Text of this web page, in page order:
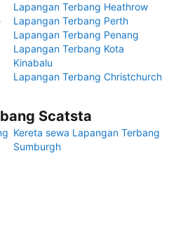
Lapangan Terbang Heathrow
Lapangan Terbang Perth
Lapangan Terbang Penang
Lapangan Terbang Kota
Kinabalu
Lapangan Terbang Christchurch
Scatsta
Kereta sewa Lapangan Terbang
Sumburgh